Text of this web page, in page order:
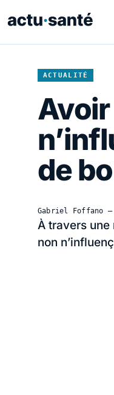
ACTUALITÉ
de
Gabriel Foffano
À travers une
non